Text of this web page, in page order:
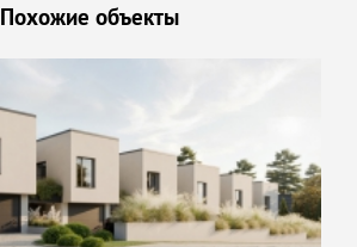
Похожие объекты